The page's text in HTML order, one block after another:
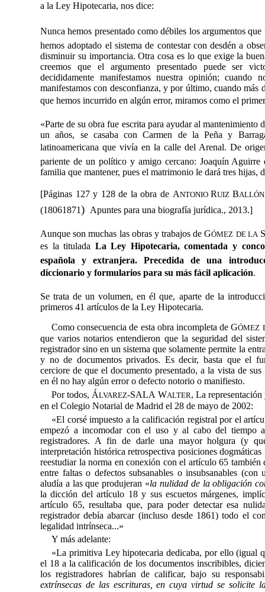
a la Ley Hipotecaria, nos dice:
Nunca hemos presentado como débiles los argumentos
hemos adoptado el sistema de contestar con desdén a
disminuir su importancia. Otra cosa es lo que exige la
creemos que el argumento presentado puede ser
decididamente manifestamos nuestra opinión; cuando
manifestamos con desconfianza, y por último, cuando más
que hemos incurrido en algún error, miramos como el
«Parte de su obra fue escrita para ayudar al mantenimiento
un años, se casaba con Carmen de la Peña y
latinoamericana que vivía en la calle del Arenal. De
pariente de un político y amigo cercano: Joaquín Aguirre
familia que mantener, pues el matrimonio le dará tres hijas,
[Páginas 127 y 128 de la obra de ANTONIORUIZ BALLÓN
(18061871) Apuntes para una biografía jurídica., 2013.]
Aunque son muchas las obras y trabajos de GÓMEZ DE LA
es la titulada  La Ley Hipotecaria, comentada y
española y extranjera. Precedida de una
diccionario y formularios para su más fácil aplicación.
Se trata de un volumen, en él que, aparte de la
primeros 41 artículos de la Ley Hipotecaria.
Como consecuencia de esta obra incompleta de GÓMEZ
que varios notarios entendieron que la seguridad del
registrador sino en un sistema que solamente permite la
y no de documentos privados. Es decir, basta que el
cerciore de que el documento presentado, a la vista de
en él no hay algún error o defecto notorio o manifiesto.
Por todos, ÁLVAREZ-SALA WALTER, La
en el Colegio Notarial de Madrid el 28 de mayo de 2002:
«El corsé impuesto a la calificación registral por el
empezó a incomodar con el uso y al cabo del tiempo
registradores. A fin de darle una mayor holgura (y
interpretación histórica retrospectiva posiciones
reestudiar la norma en conexión con el artículo 65
entre faltas o defectos subsanables o insubsanables
aludía a las que produjeran «la nulidad de la obligación
la dicción del artículo 18 y sus escuetos márgenes,
artículo 65, resultaba que, para poder detectar esa
registrador debía abarcar (incluso desde 1861) todo el
legalidad intrínseca...»
Y más adelante:
«La primitiva Ley hipotecaria dedicaba, por ello (igual
el 18 a la calificación de los documentos inscribibles,
los registradores habrían de calificar, bajo su
extrínsecas de las escrituras, en cuya virtud se solicite